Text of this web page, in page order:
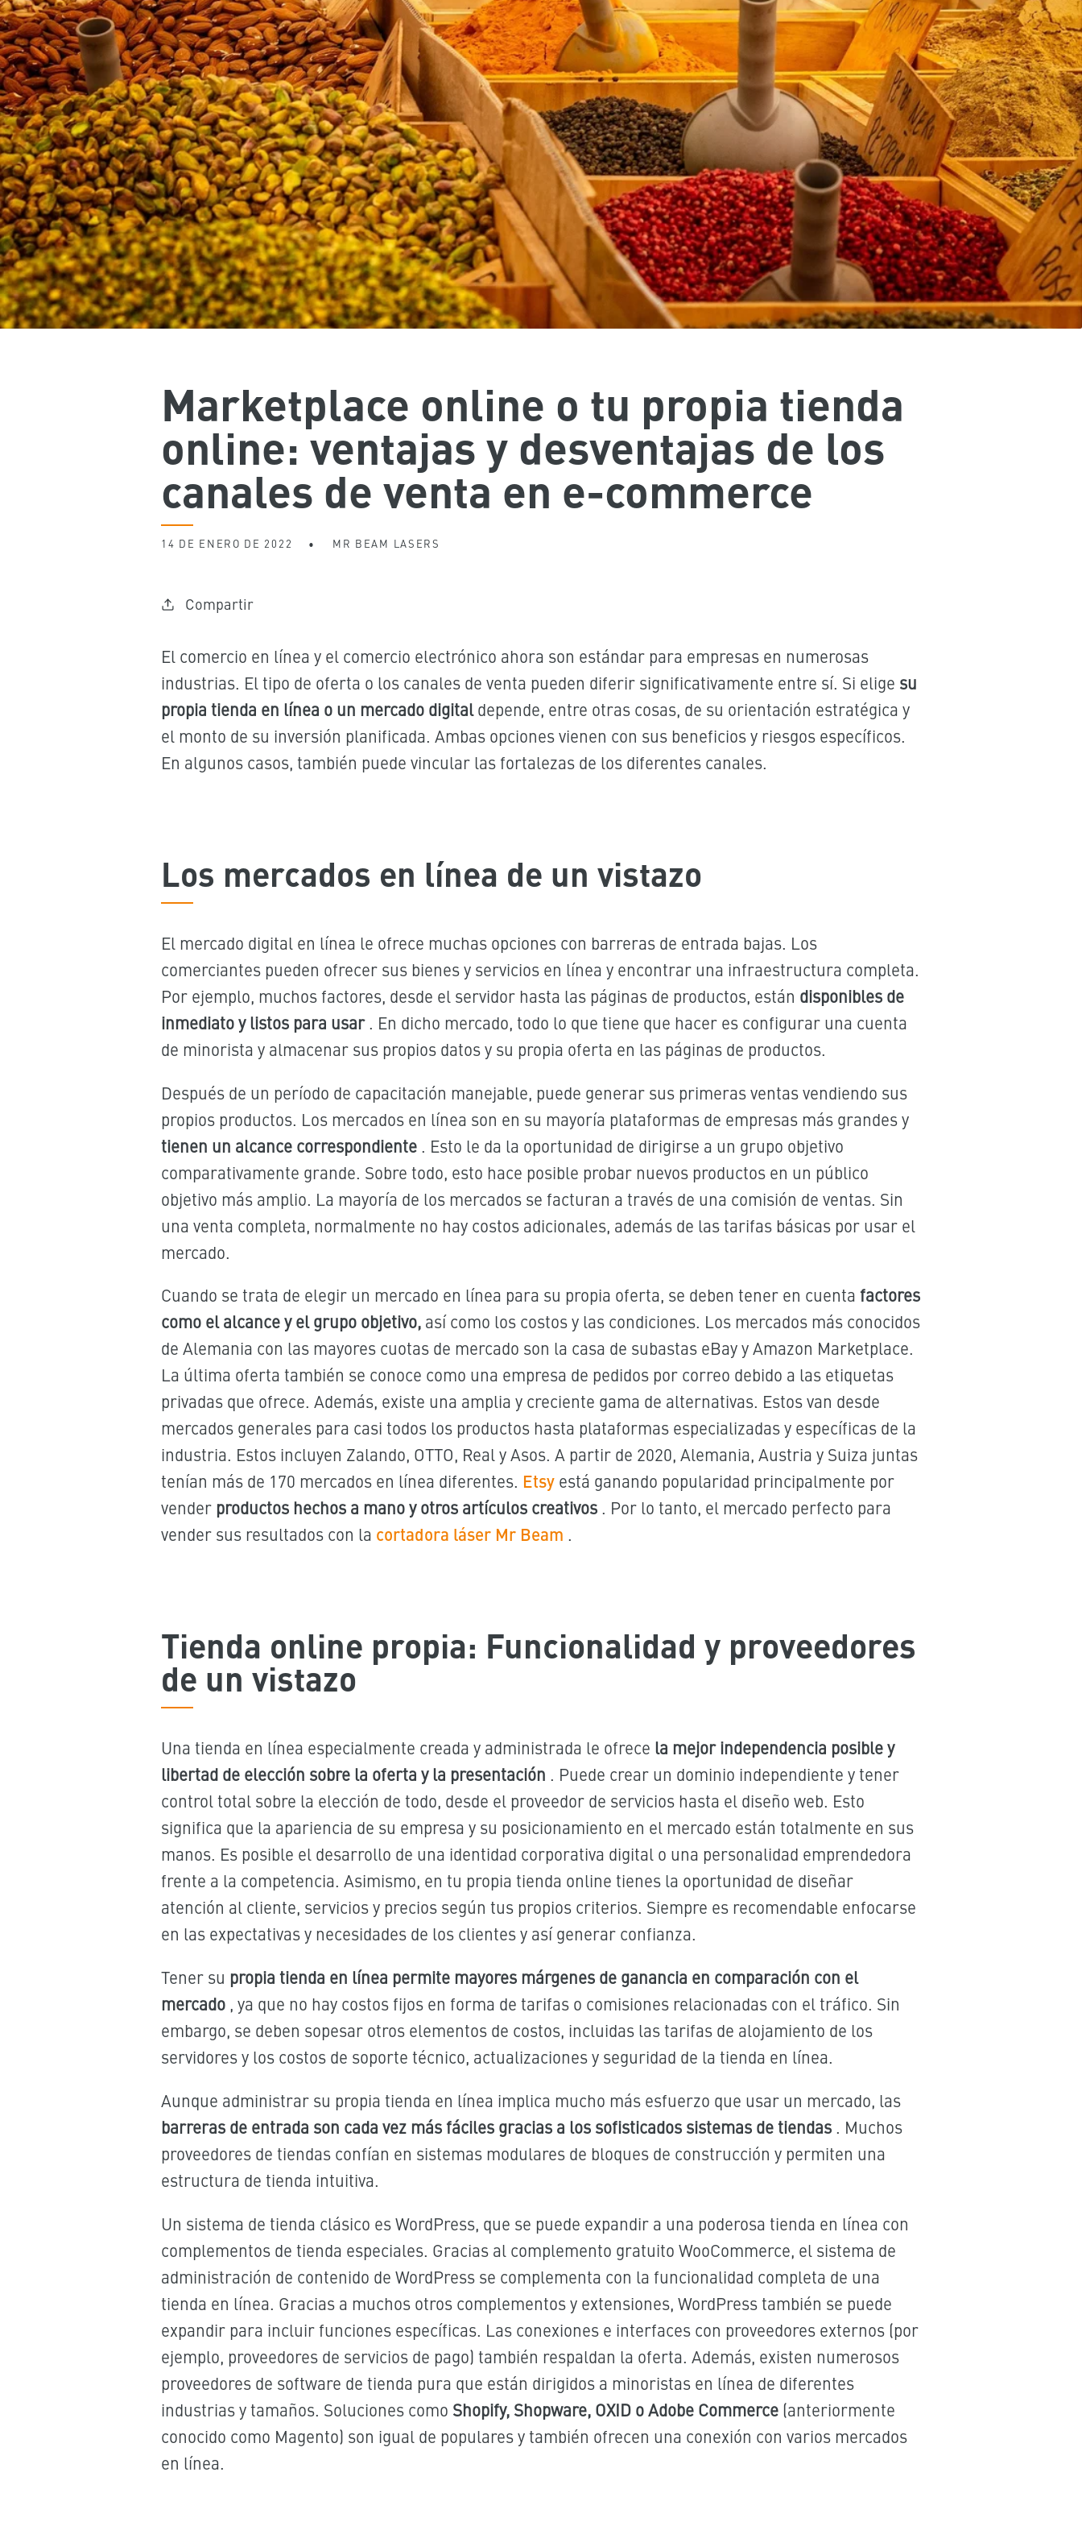
Marketplace online o tu propia tienda
online: ventajas y desventajas de los
canales de venta en e-commerce
14 DE ENERO DE 2022 MR BEAM LASERS
Compartir
El comercio en línea y el comercio electrónico ahora son estándar para empresas en numerosas
industrias. El tipo de oferta o los canales de venta pueden diferir significativamente entre sí. Si elige su
propia tienda en línea o un mercado digital depende, entre otras cosas, de su orientación estratégica y
el monto de su inversión planificada. Ambas opciones vienen con sus beneficios y riesgos específicos.
En algunos casos, también puede vincular las fortalezas de los diferentes canales.
Los mercados en línea de un vistazo
El mercado digital en línea le ofrece muchas opciones con barreras de entrada bajas. Los
comerciantes pueden ofrecer sus bienes y servicios en línea y encontrar una infraestructura completa.
Por ejemplo, muchos factores, desde el servidor hasta las páginas de productos, están disponibles de
inmediato y listos para usar . En dicho mercado, todo lo que tiene que hacer es configurar una cuenta
de minorista y almacenar sus propios datos y su propia oferta en las páginas de productos.
Después de un período de capacitación manejable, puede generar sus primeras ventas vendiendo sus
propios productos. Los mercados en línea son en su mayoría plataformas de empresas más grandes y
tienen un alcance correspondiente . Esto le da la oportunidad de dirigirse a un grupo objetivo
comparativamente grande. Sobre todo, esto hace posible probar nuevos productos en un público
objetivo más amplio. La mayoría de los mercados se facturan a través de una comisión de ventas. Sin
una venta completa, normalmente no hay costos adicionales, además de las tarifas básicas por usar el
mercado.
Cuando se trata de elegir un mercado en línea para su propia oferta, se deben tener en cuenta factores
como el alcance y el grupo objetivo, así como los costos y las condiciones. Los mercados más conocidos
de Alemania con las mayores cuotas de mercado son la casa de subastas eBay y Amazon Marketplace.
La última oferta también se conoce como una empresa de pedidos por correo debido a las etiquetas
privadas que ofrece. Además, existe una amplia y creciente gama de alternativas. Estos van desde
mercados generales para casi todos los productos hasta plataformas especializadas y específicas de la
industria. Estos incluyen Zalando, OTTO, Real y Asos. A partir de 2020, Alemania, Austria y Suiza juntas
tenían más de 170 mercados en línea diferentes. Etsy está ganando popularidad principalmente por
vender productos hechos a mano y otros artículos creativos . Por lo tanto, el mercado perfecto para
vender sus resultados con la cortadora láser Mr Beam .
Tienda online propia: Funcionalidad y proveedores
de un vistazo
Una tienda en línea especialmente creada y administrada le ofrece la mejor independencia posible y
libertad de elección sobre la oferta y la presentación . Puede crear un dominio independiente y tener
control total sobre la elección de todo, desde el proveedor de servicios hasta el diseño web. Esto
significa que la apariencia de su empresa y su posicionamiento en el mercado están totalmente en sus
manos. Es posible el desarrollo de una identidad corporativa digital o una personalidad emprendedora
frente a la competencia. Asimismo, en tu propia tienda online tienes la oportunidad de diseñar
atención al cliente, servicios y precios según tus propios criterios. Siempre es recomendable enfocarse
en las expectativas y necesidades de los clientes y así generar confianza.
Tener su propia tienda en línea permite mayores márgenes de ganancia en comparación con el
mercado , ya que no hay costos fijos en forma de tarifas o comisiones relacionadas con el tráfico. Sin
embargo, se deben sopesar otros elementos de costos, incluidas las tarifas de alojamiento de los
servidores y los costos de soporte técnico, actualizaciones y seguridad de la tienda en línea.
Aunque administrar su propia tienda en línea implica mucho más esfuerzo que usar un mercado, las
barreras de entrada son cada vez más fáciles gracias a los sofisticados sistemas de tiendas . Muchos
proveedores de tiendas confían en sistemas modulares de bloques de construcción y permiten una
estructura de tienda intuitiva.
Un sistema de tienda clásico es WordPress, que se puede expandir a una poderosa tienda en línea con
complementos de tienda especiales. Gracias al complemento gratuito WooCommerce, el sistema de
administración de contenido de WordPress se complementa con la funcionalidad completa de una
tienda en línea. Gracias a muchos otros complementos y extensiones, WordPress también se puede
expandir para incluir funciones específicas. Las conexiones e interfaces con proveedores externos (por
ejemplo, proveedores de servicios de pago) también respaldan la oferta. Además, existen numerosos
proveedores de software de tienda pura que están dirigidos a minoristas en línea de diferentes
industrias y tamaños. Soluciones como Shopify, Shopware, OXID o Adobe Commerce (anteriormente
conocido como Magento) son igual de populares y también ofrecen una conexión con varios mercados
en línea.